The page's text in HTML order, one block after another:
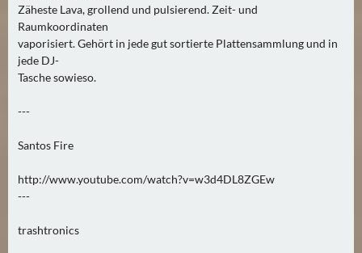
Zäheste Lava, grollend und pulsierend. Zeit- und
Raumkoordinaten
vaporisiert. Gehört in jede gut sortierte Plattensammlung und in
jede DJ-
Tasche sowieso.
---
Santos Fire
http://www.youtube.com/watch?v=w3d4DL8ZGEw
---
trashtronics